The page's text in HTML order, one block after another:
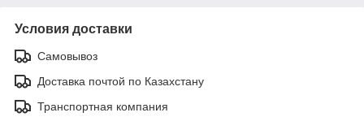
Условия доставки
Самовывоз
Доставка почтой по Казахстану
Транспортная компания